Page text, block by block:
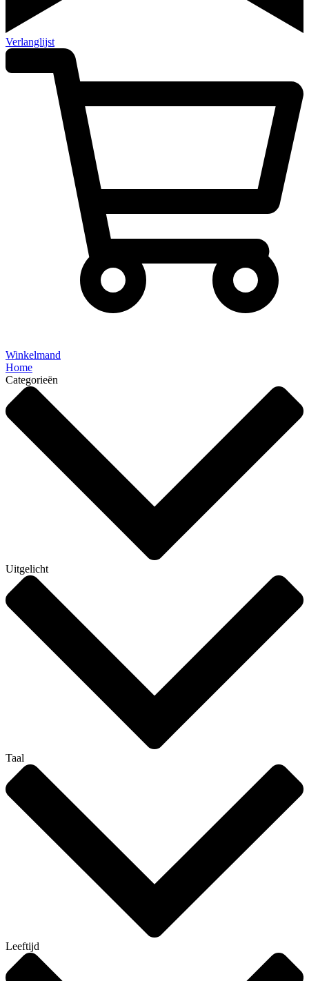
Verlanglijst
Winkelmand
Home
Categorieën
Uitgelicht
Taal
Leeftijd